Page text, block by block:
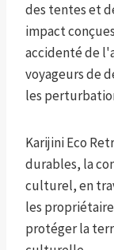
des tentes et
impact
accidenté de
voyageurs de
les
Karijini Eco
durables, la
culturel, en
les
protéger la